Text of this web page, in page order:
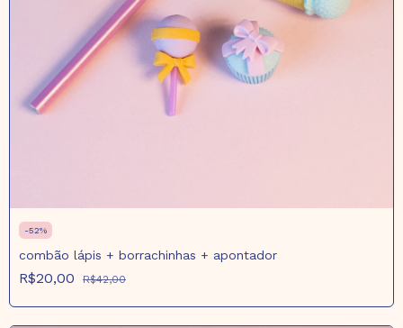
-52%
combão lápis + borrachinhas + apontador
R$20,00 R$42,00